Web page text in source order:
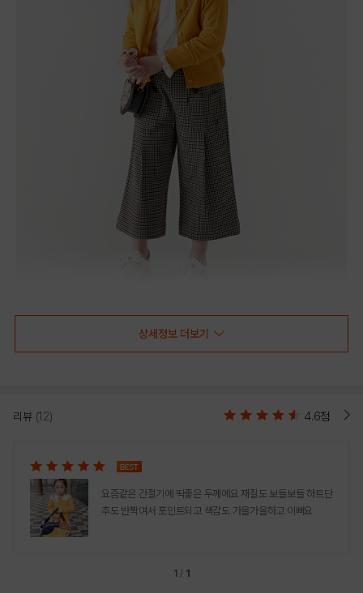
상세정보 더보기
리뷰 (12) 4.6점
요즘같은 간절기에 딱좋은 두께에요 재질도 보들보들 하트단
추도 반짝여서 포인트되고 색감도 가을가을하고 이뻐요
1 / 1